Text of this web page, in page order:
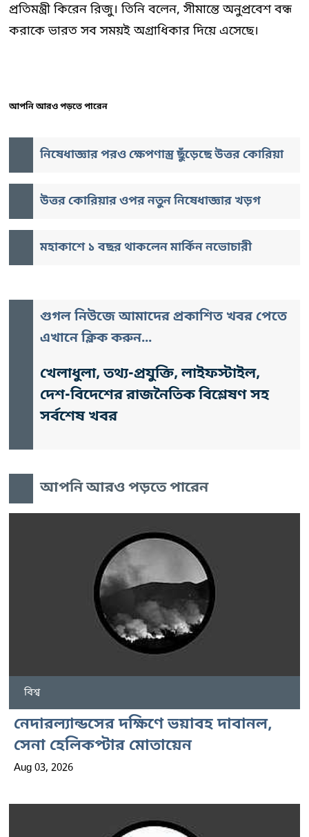
প্রতিমন্ত্রী কিরেন রিজু। তিনি বলেন, সীমান্তে অনুপ্রবেশ বন্ধ
করাকে ভারত সব সময়ই অগ্রাধিকার দিয়ে এসেছে।
আপনি আরও পড়তে পারেন
নিষেধাজ্ঞার পরও ক্ষেপণাস্ত্র ছুঁড়েছে উত্তর কোরিয়া
উত্তর কোরিয়ার ওপর নতুন নিষেধাজ্ঞার খড়গ
মহাকাশে ১ বছর থাকলেন মার্কিন নভোচারী
গুগল নিউজে আমাদের প্রকাশিত খবর পেতে
এখানে ক্লিক করুন...
খেলাধুলা, তথ্য-প্রযুক্তি, লাইফস্টাইল,
দেশ-বিদেশের রাজনৈতিক বিশ্লেষণ সহ
সর্বশেষ খবর
আপনি আরও পড়তে পারেন
বিশ্ব
নেদারল্যান্ডসের দক্ষিণে ভয়াবহ দাবানল,
সেনা হেলিকপ্টার মোতায়েন
Aug 03, 2026